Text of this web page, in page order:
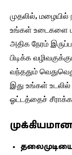
முதலில், மழையில்
உங்கள் உடைகளை
அதிக நேரம்
பிடிக்க
வந்ததும்
இது உங்கள்
ஓட்டத்தைச் சீராக்க
முக்கியமான